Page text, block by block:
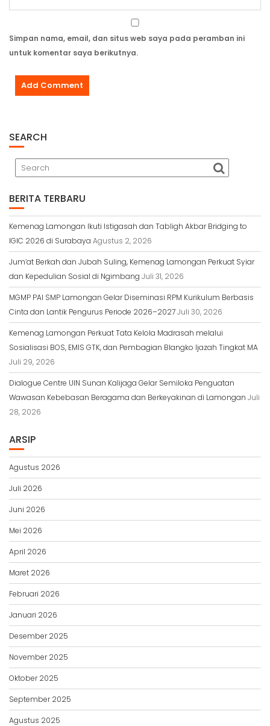
Simpan nama, email, dan situs web saya pada peramban ini
untuk komentar saya berikutnya.
SEARCH
BERITA TERBARU
Kemenag Lamongan Ikuti Istigasah dan Tabligh Akbar Bridging to
IGIC 2026 di Surabaya Agustus 2, 2026
Jum’at Berkah dan Jubah Suling, Kemenag Lamongan Perkuat Syiar
dan Kepedulian Sosial di Ngimbang Juli 31, 2026
MGMP PAI SMP Lamongan Gelar Diseminasi RPM Kurikulum Berbasis
Cinta dan Lantik Pengurus Periode 2026–2027Juli 30, 2026
Kemenag Lamongan Perkuat Tata Kelola Madrasah melalui
Sosialisasi BOS, EMIS GTK, dan Pembagian Blangko Ijazah Tingkat MA
Juli 29, 2026
Dialogue Centre UIN Sunan Kalijaga Gelar Semiloka Penguatan
Wawasan Kebebasan Beragama dan Berkeyakinan di Lamongan Juli
28, 2026
ARSIP
Agustus 2026
Juli 2026
Juni 2026
Mei 2026
April 2026
Maret 2026
Februari 2026
Januari 2026
Desember 2025
November 2025
Oktober 2025
September 2025
Agustus 2025